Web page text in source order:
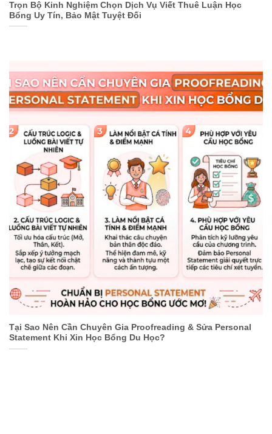
Trọn Bộ Kinh Nghiệm Chọn Dịch Vụ Viết Thuê Luận Học
Bổng Uy Tín, Bảo Mật Tuyệt Đối
Tại Sao Nên Cần Chuyên Gia Proofreading & Sửa Personal
Statement Khi Xin Học Bổng Du Học?